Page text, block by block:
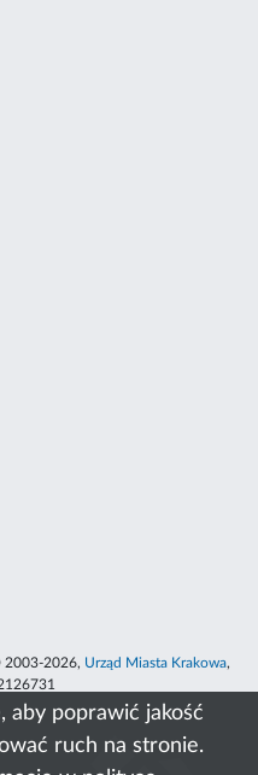
aby poprawić jakość
ruch na stronie.
2003-2026, Urząd Miasta Krakowa,